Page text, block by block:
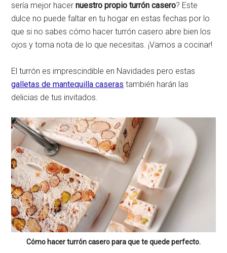
sería mejor hacernuestro propio turrón casero? Este
dulce no puede faltar en tu hogar en estas fechas por lo
que si no sabes cómo hacer turrón casero abre bien los
ojos y toma nota de lo que necesitas. ¡Vamos a cocinar!
El turrón es imprescindible en Navidades pero estas
galletas de mantequilla caseras también harán las
delicias de tus invitados.
Cómo hacer turrón casero para que te quede perfecto.